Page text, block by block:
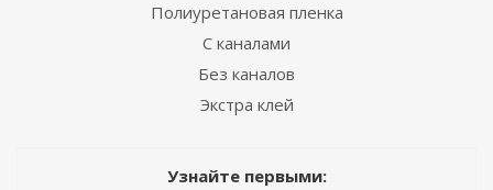
Полиуретановая пленка
С каналами
Без каналов
Экстра клей
Узнайте первыми: